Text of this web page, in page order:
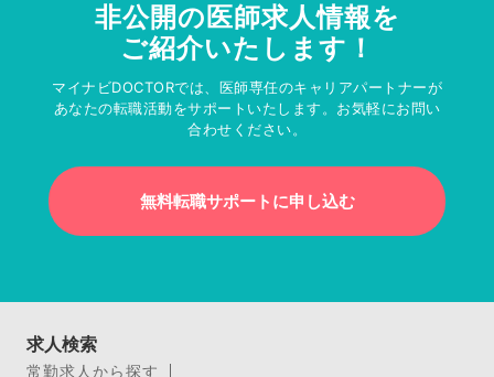
非公開の医師求人情報を
ご紹介いたします！
マイナビDOCTORでは、医師専任のキャリアパートナーが
あなたの転職活動をサポートいたします。お気軽にお問い
合わせください。
無料転職サポートに申し込む
求人検索
常勤求人から探す